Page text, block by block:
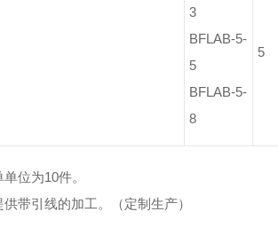
3
BFLAB-5-
5
BFLAB-5-
8
5
位为10件。
带引线的加工。（定制生产）